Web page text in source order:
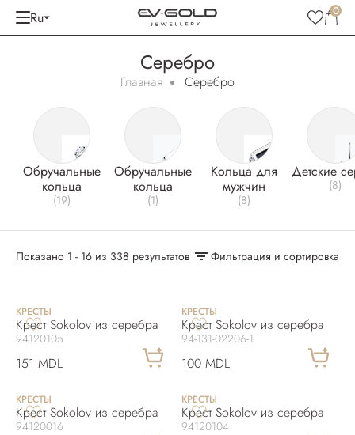
Ru 0
Серебро
Главная Серебро
Oбручальные
кольца
(19)
Обручальные
кольца
(1)
Kольца для
мужчин
(8)
Детские
(8)
Показано 1 - 16 из 338 результатов Фильтрация и сортировка
KРЕСТЫ
Крест Sokolov из серебра
94120105
151 MDL
KРЕСТЫ
Крест Sokolov из серебра
94-131-02206-1
100 MDL
KРЕСТЫ
Крест Sokolov из серебра
94120016
KРЕСТЫ
Крест Sokolov из серебра
94120104